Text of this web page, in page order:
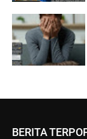
BERITA